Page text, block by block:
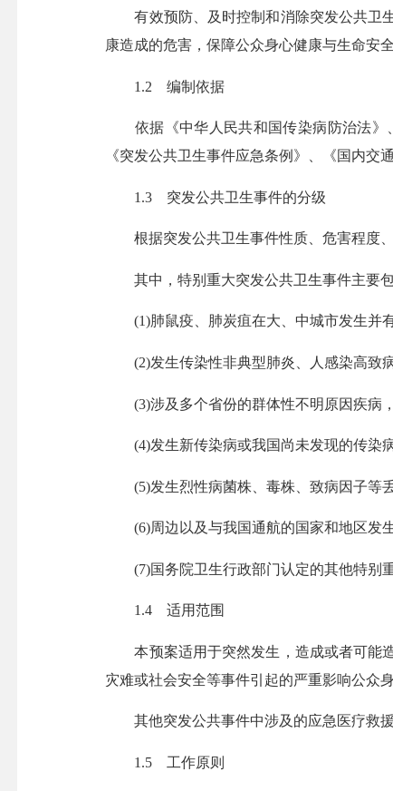
有效预防、及时控制和消除突发公共卫生
康造成的危害，保障公众身心健康与生命安全
1.2 编制依据
依据《中华人民共和国传染病防治法》、
《突发公共卫生事件应急条例》、《国内交
1.3 突发公共卫生事件的分级
根据突发公共卫生事件性质、危害程度、
其中，特别重大突发公共卫生事件主要包
(1)肺鼠疫、肺炭疽在大、中城市发生并有
(2)发生传染性非典型肺炎、人感染高致病
(3)涉及多个省份的群体性不明原因疾病，
(4)发生新传染病或我国尚未发现的传染病
(5)发生烈性病菌株、毒株、致病因子等丢
(6)周边以及与我国通航的国家和地区发生
(7)国务院卫生行政部门认定的其他特别重
1.4 适用范围
本预案适用于突然发生，造成或者可能造
灾难或社会安全等事件引起的严重影响公众
其他突发公共事件中涉及的应急医疗救援
1.5 工作原则